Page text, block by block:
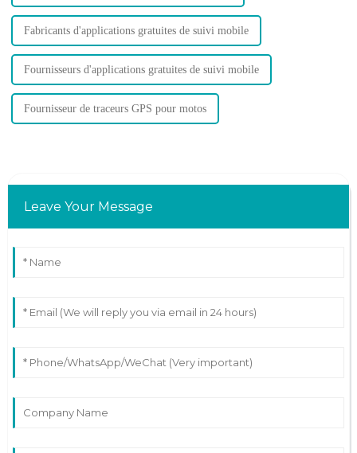
Fabricants d'applications gratuites de suivi mobile
Fournisseurs d'applications gratuites de suivi mobile
Fournisseur de traceurs GPS pour motos
Leave Your Message